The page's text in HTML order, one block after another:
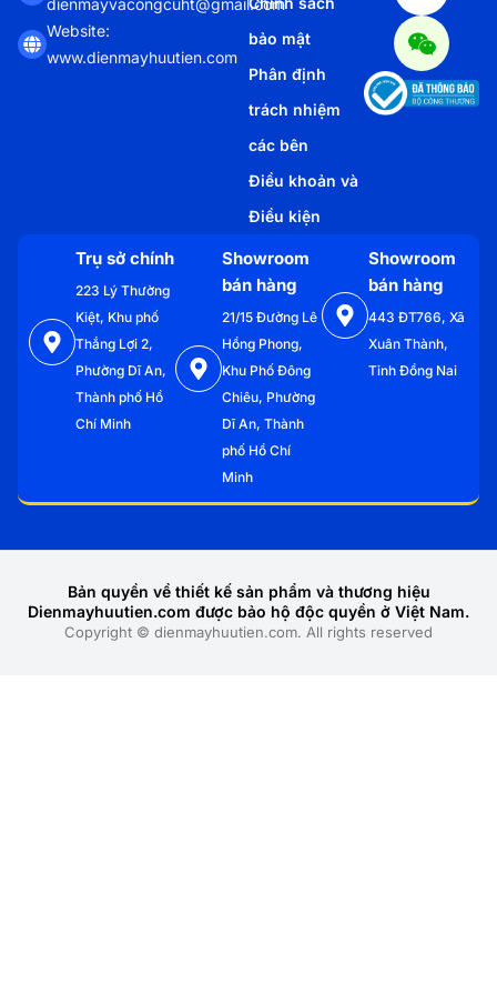
dienmayvacongcuht@gmail.com
Website:
www.dienmayhuutien.com
bảo mật
Phân định
trách nhiệm
các bên
Điều khoản và
Điều kiện
Trụ sở chính
223 Lý Thường
Kiệt, Khu phố
Thắng Lợi 2,
Phường Dĩ An,
Thành phố Hồ
Chí Minh
Showroom
bán hàng
21/15 Đường Lê
Hồng Phong,
Khu Phố Đông
Chiêu, Phường
Dĩ An, Thành
phố Hồ Chí
Minh
Showroom
bán hàng
443 ĐT766, Xã
Xuân Thành,
Tỉnh Đồng Nai
Copyright © dienmayhuutien.com. All rights reserved
Bản quyền về thiết kế sản phẩm và thương hiệu
Dienmayhuutien.com được bảo hộ độc quyền ở Việt Nam.